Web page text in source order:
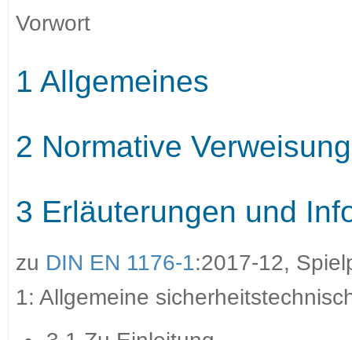
Vorwort
1 Allgemeines
2 Normative
3 Erläuterungen und
zu DIN EN 1176-1:2017-12,
1: Allgemeine